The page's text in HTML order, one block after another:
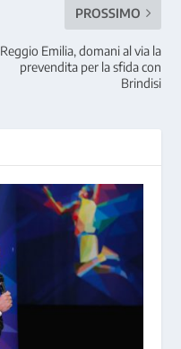
PROSSIMO
Reggio Emilia, domani al via la
prevendita per la sfida con
Brindisi